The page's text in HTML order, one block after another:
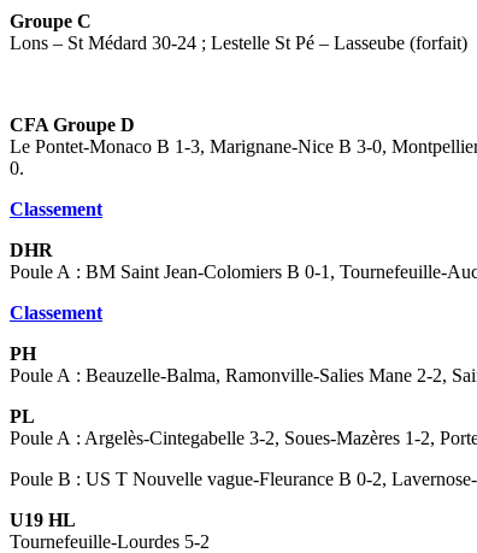
Groupe C
Lons – St Médard 30-24 ; Lestelle St Pé – Lasseube (forfait)
CFA Groupe D
Le Pontet-Monaco B 1-3, Marignane-Nice B 3-0,
0.
Classement
DHR
Poule A : BM Saint Jean-Colomiers B 0-1, Tournefeuille-
Classement
PH
Poule A : Beauzelle-Balma, Ramonville-Salies Mane 2-2,
PL
Poule A : Argelès-Cintegabelle 3-2, Soues-Mazères 1-2,
Poule B : US T Nouvelle vague-Fleurance B 0-2,
U19 HL
Tournefeuille-Lourdes 5-2